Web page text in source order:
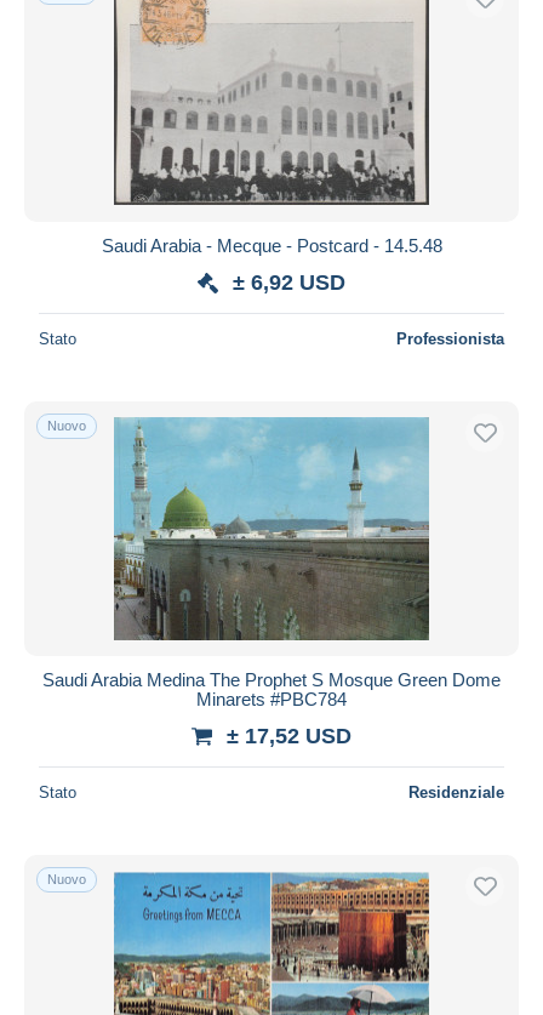
Saudi Arabia - Mecque - Postcard - 14.5.48
± 6,92 USD
Stato Professionista
Nuovo
Saudi Arabia Medina The Prophet S Mosque Green Dome
Minarets #PBC784
± 17,52 USD
Stato Residenziale
Nuovo